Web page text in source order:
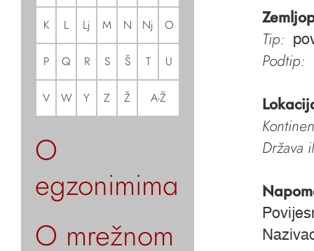
K L Lj M N Nj O
P Q R S Š T U
V W Y Z Ž A-Ž
O
egzonimima
O mrežnom
Tip:
Podtip:
Država